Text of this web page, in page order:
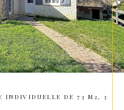
INDIVIDUELLE DE 73 M2, 3